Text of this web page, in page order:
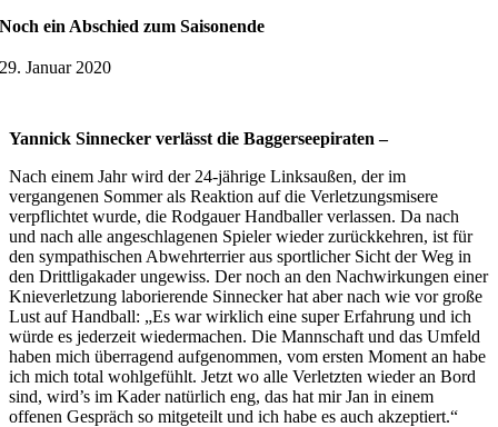
Noch ein Abschied zum Saisonende
29. Januar 2020
Yannick Sinnecker verlässt die Baggerseepiraten –
Nach einem Jahr wird der 24-jährige Linksaußen, der im
vergangenen Sommer als Reaktion auf die Verletzungsmisere
verpflichtet wurde, die Rodgauer Handballer verlassen. Da nach
und nach alle angeschlagenen Spieler wieder zurückkehren, ist für
den sympathischen Abwehrterrier aus sportlicher Sicht der Weg in
den Drittligakader ungewiss. Der noch an den Nachwirkungen einer
Knieverletzung laborierende Sinnecker hat aber nach wie vor große
Lust auf Handball: „Es war wirklich eine super Erfahrung und ich
würde es jederzeit wiedermachen. Die Mannschaft und das Umfeld
haben mich überragend aufgenommen, vom ersten Moment an habe
ich mich total wohlgefühlt. Jetzt wo alle Verletzten wieder an Bord
sind, wird’s im Kader natürlich eng, das hat mir Jan in einem
offenen Gespräch so mitgeteilt und ich habe es auch akzeptiert.“